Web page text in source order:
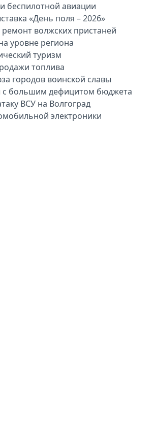
беспилотной авиации
«День поля – 2026»
волжских пристаней
уровне региона
туризм
топлива
городов воинской славы
с большим дефицитом бюджета
ВСУ на Волгоград
электроники